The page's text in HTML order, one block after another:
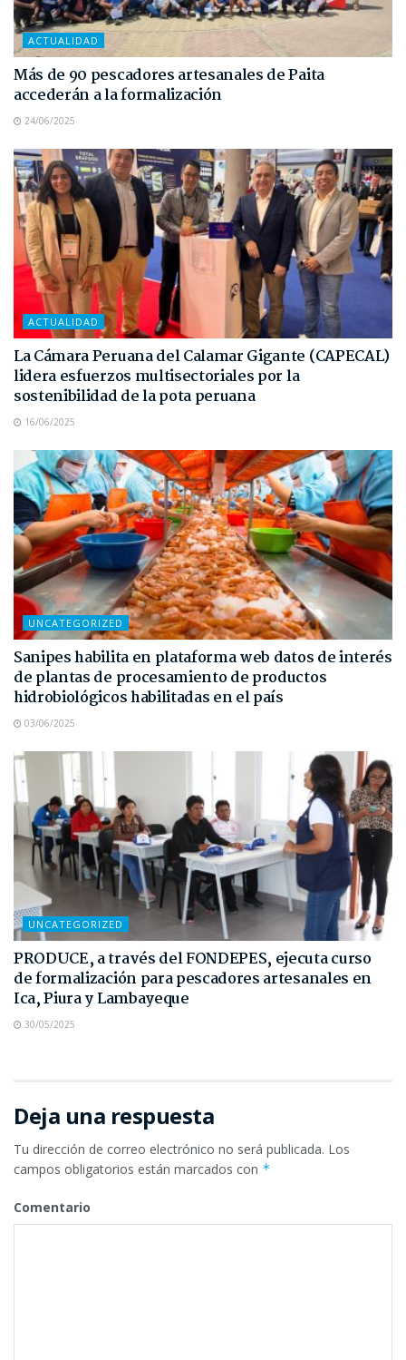
ACTUALIDAD
Más de 90 pescadores artesanales de Paita
accederán a la formalización
24/06/2025
ACTUALIDAD
La Cámara Peruana del Calamar Gigante (CAPECAL)
lidera esfuerzos multisectoriales por la
sostenibilidad de la pota peruana
16/06/2025
UNCATEGORIZED
Sanipes habilita en plataforma web datos de interés
de plantas de procesamiento de productos
hidrobiológicos habilitadas en el país
03/06/2025
UNCATEGORIZED
PRODUCE, a través del FONDEPES, ejecuta curso
de formalización para pescadores artesanales en
Ica, Piura y Lambayeque
30/05/2025
Deja una respuesta
Tu dirección de correo electrónico no será publicada. Los
campos obligatorios están marcados con *
Comentario